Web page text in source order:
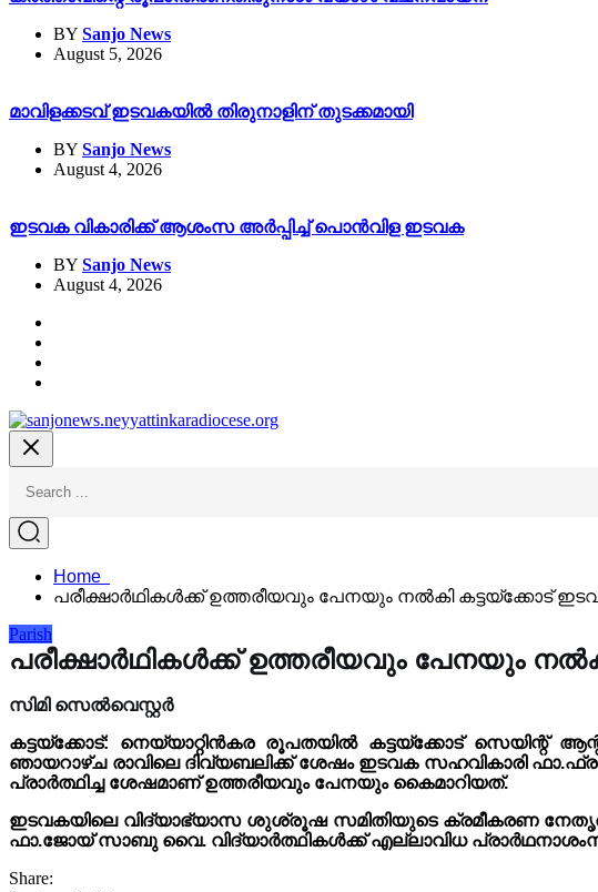
BY Sanjo News
August 5, 2026
മാവിളക്കടവ് ഇടവകയിൽ തിരുനാളിന് തുടക്കമായി
BY Sanjo News
August 4, 2026
ഇടവക വികാരിക്ക് ആശംസ അർപ്പിച്ച് പൊൻവിള ഇടവക
BY Sanjo News
August 4, 2026
Home
പരീക്ഷാർഥികൾക്ക് ഉത്തരീയവും പേനയും നൽകി കട്ടയ്ക്കോട്
Parish
പരീക്ഷാർഥികൾക്ക് ഉത്തരീയവും പേനയും
സിമി സെൽവെസ്റ്റർ
കട്ടയ്ക്കോട്: നെയ്യാറ്റിൻകര രൂപതയിൽ കട്ടയ്ക്കോട് സെയിന്റ്
ഞായറാഴ്ച രാവിലെ ദിവ്യബലിക്ക് ശേഷം ഇടവക സഹവികാരി
പ്രാർത്ഥിച്ച ശേഷമാണ് ഉത്തരീയവും പേനയും കൈമാറിയത്.
ഇടവകയിലെ വിദ്യാഭ്യാസ ശുശ്രൂഷ സമിതിയുടെ ക്രമീകരണ
ഫാ.ജോയ് സാബു വൈ. വിദ്യാർത്ഥികൾക്ക് എല്ലാവിധ
Share: